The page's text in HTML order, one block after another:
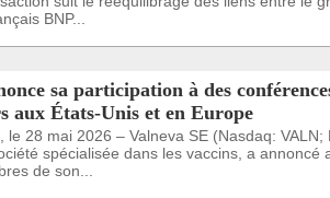
BNP...
sa participation à des
aux États-Unis et en Europe
le 28 mai 2026 – Valneva SE (Nasdaq: VALN;
spécialisée dans les vaccins, a annoncé
de son...